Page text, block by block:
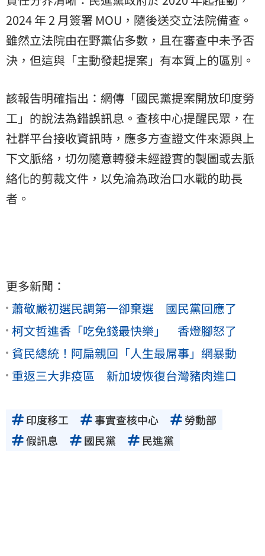
2024 年 2 月簽署 MOU，隨後送交立法院備查。
雖然立法院由在野黨佔多數，且在審查中未予否
決，但這與「主動發起提案」有本質上的區別。
該報告明確指出：網傳「國民黨提案開放印度勞
工」的說法為錯誤訊息。查核中心提醒民眾，在
社群平台接收資訊時，應多方查證文件來源與上
下文脈絡，切勿隨意轉發未經證實的製圖或去脈
絡化的剪裁文件，以免淪為政治口水戰的助長
者。
更多新聞：
蕭敬嚴初選民調第一卻棄選 國民黨回應了
柯文哲進香「吃免錢最快樂」 香燈腳怒了
貧民總統！阿扁親回「人生最屌事」網暴動
重返三大非疫區 新加坡恢復台灣豬肉進口
印度移工 事實查核中心
勞動部
假訊息
國民黨 民進黨